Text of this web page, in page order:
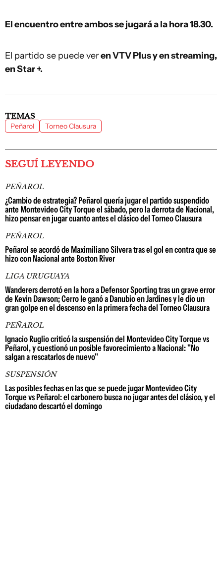
El encuentro entre ambos se jugará a la hora 18.30.
El partido se puede veren VTV Plus y en streaming,
en Star +.
TEMAS
Peñarol Torneo Clausura
SEGUÍ LEYENDO
PEÑAROL
¿Cambio de estrategia? Peñarol quería jugar el partido suspendido
ante Montevideo City Torque el sábado, pero la derrota de Nacional,
hizo pensar en jugar cuanto antes el clásico del Torneo Clausura
PEÑAROL
Peñarol se acordó de Maximiliano Silvera tras el gol en contra que se
hizo con Nacional ante Boston River
LIGA URUGUAYA
Wanderers derrotó en la hora a Defensor Sporting tras un grave error
de Kevin Dawson; Cerro le ganó a Danubio en Jardines y le dio un
gran golpe en el descenso en la primera fecha del Torneo Clausura
PEÑAROL
Ignacio Ruglio criticó la suspensión del Montevideo City Torque vs
Peñarol, y cuestionó un posible favorecimiento a Nacional: "No
salgan a rescatarlos de nuevo"
SUSPENSIÓN
Las posibles fechas en las que se puede jugar Montevideo City
Torque vs Peñarol: el carbonero busca no jugar antes del clásico, y el
ciudadano descartó el domingo